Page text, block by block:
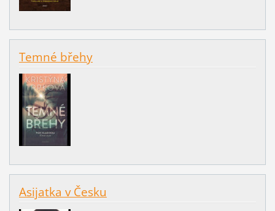
Temné břehy
Asijatka v Česku